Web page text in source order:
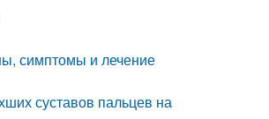
симптомы и лечение
суставов пальцев на